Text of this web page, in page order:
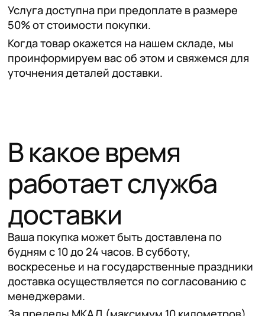
Услуга доступна при предоплате в размере
50% от стоимости покупки.
Когда товар окажется на нашем складе, мы
проинформируем вас об этом и свяжемся для
уточнения деталей доставки.
В какое время
работает служба
доставки
Ваша покупка может быть доставлена по
будням с 10 до 24 часов. В субботу,
воскресенье и на государственные праздники
доставка осуществляется по согласованию с
менеджерами.